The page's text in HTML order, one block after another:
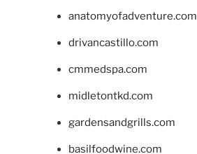
anatomyofadventure.com
drivancastillo.com
cmmedspa.com
midletontkd.com
gardensandgrills.com
basilfoodwine.com